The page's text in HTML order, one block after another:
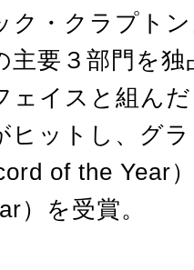
ク・クラプト
主要３部門を
ェイスと組ん
ヒットし、グ
of the Year
）を受賞。